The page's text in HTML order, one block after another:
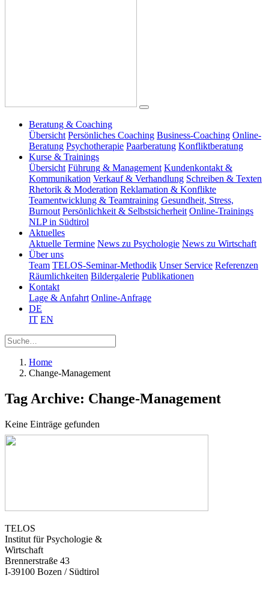
Beratung & Coaching
Übersicht Persönliches Coaching Business-Coaching Online-
Beratung Psychotherapie Paarberatung Konfliktberatung
Kurse & Trainings
Übersicht Führung & Management Kundenkontakt &
Kommunikation Verkauf & Verhandlung Schreiben & Texten
Rhetorik & Moderation Reklamation & Konflikte
Teamentwicklung & Teamtraining Gesundheit, Stress,
Burnout Persönlichkeit & Selbstsicherheit Online-Trainings
NLP in Südtirol
Aktuelles
Aktuelle Termine News zu Psychologie News zu Wirtschaft
Über uns
Team TELOS-Seminar-Methodik Unser Service Referenzen
Räumlichkeiten Bildergalerie Publikationen
Kontakt
Lage & Anfahrt Online-Anfrage
DE
IT EN
Home
Change-Management
Tag Archive: Change-Management
Keine Einträge gefunden
TELOS
Institut für Psychologie &
Wirtschaft
Brennerstraße 43
I-39100 Bozen / Südtirol